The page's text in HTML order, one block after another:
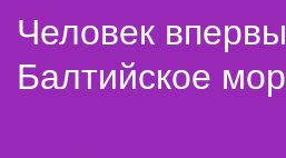
Человек
Балтийское